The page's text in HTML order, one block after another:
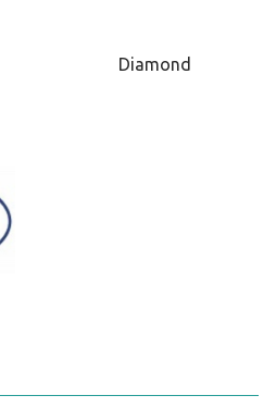
Diamond